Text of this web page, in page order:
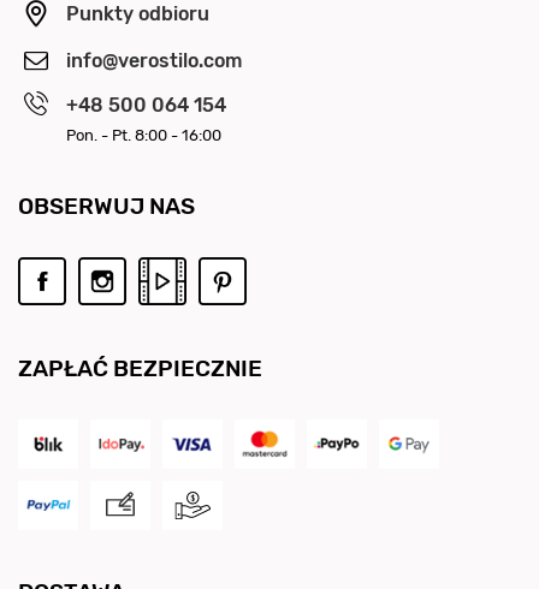
Punkty odbioru
info@verostilo.com
+48 500 064 154
Pon. - Pt. 8:00 - 16:00
ZAPŁAĆ BEZPIECZNIE
OBSERWUJ NAS